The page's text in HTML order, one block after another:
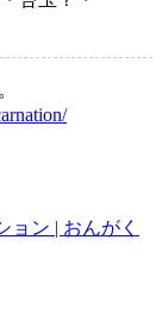
ョン | おんがく